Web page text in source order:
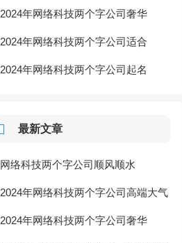
大气名字
2024年网络科技两个字公司奢华
2024年网络科技两个字公司适合
2024年网络科技两个字公司起名
最新文章
网络科技两个字公司顺风顺水
2024年网络科技两个字公司高端大气
2024年网络科技两个字公司奢华